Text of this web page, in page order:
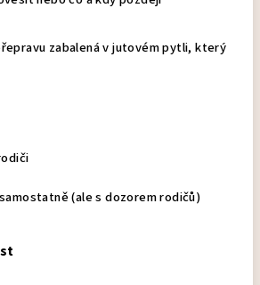
zabalená v jutovém pytli, který
(ale s dozorem rodičů)